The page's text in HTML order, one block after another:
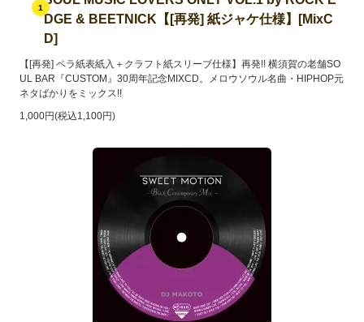
1
DGE & BEETNICK【[再発] 紙ジャケ仕様】[MixC
D]
【[再発] ペラ紙表紙入＋クラフト紙スリーブ仕様】再発!! 横須賀の老舗SO
UL BAR『CUSTOM』30周年記念MIXCD。メロウソウル名曲・HIPHOP元
ネタばかりをミックス!!
1,000円(税込1,100円)